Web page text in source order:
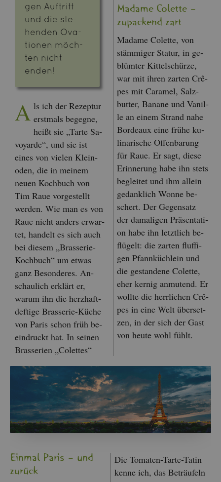
gen Auf­tritt
und die ste­
hen­den Ova­
tio­nen möch­
ten nicht
enden!
A ls ich der Re­zep­tur
erst­mals be­geg­ne,
heißt sie „Tarte Sa­
voy­ar­de“, und sie ist
eines von vie­len Klein­
oden, die in mei­nem
neuen Koch­buch von
Tim Raue vor­ge­stellt
wer­den. Wie man es von
Raue nicht an­ders er­war­
tet, han­delt es sich auch
bei die­sem „Bras­se­rie-
Koch­buch“ um etwas
ganz Be­son­de­res. An­
schau­lich er­klärt er,
warum ihn die herz­haft-
def­ti­ge Bras­se­rie-Küche
von Paris schon früh be­
ein­druckt hat. In sei­nen
Bras­se­ri­en „Co­let­tes“
Ma­dame Co­let­te –
zu­pa­ckend zart
Ma­dame Co­let­te, von
stäm­mi­ger Sta­tur, in ge­
blüm­ter Kit­tel­schür­ze,
war mit ihren zar­ten Crê­
pes mit Ca­ra­mel, Salz­
but­ter, Ba­na­ne und Va­nil­
le an einem Strand nahe
Bor­deaux eine frühe ku­
li­na­ri­sche Of­fen­ba­rung
für Raue. Er sagt, diese
Er­in­ne­rung habe ihn stets
be­glei­tet und ihm al­lein
ge­dank­lich Wonne be­
schert. Der Ge­gen­satz
der da­ma­li­gen Prä­sen­ta­ti­
on habe ihn letzt­lich be­
flü­gelt: die zar­ten fluf­fi­
gen Pfann­küch­lein und
die ge­stan­de­ne Co­let­te,
eher ker­nig an­mu­tend. Er
woll­te die herr­li­chen Crê­
pes in eine Welt über­set­
zen, in der sich der Gast
von heute wohl fühlt.
Ein­mal Paris – und
zu­rück
Die To­ma­ten-Tarte-Tatin
kenne ich, das Be­träu­feln